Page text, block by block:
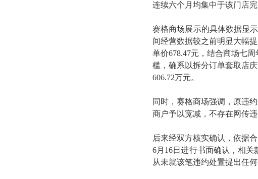
连续六个月均集中于该门店
赛格商场展示的具体数据显
间经营数据较之前明显大幅
单价678.47元，结合商场七
槛，确系以拆分订单套取店
606.72万元。
同时，赛格商场强调，原违
商户予以宽减，不存在网传
后来经双方核实确认，依据
6月16日进行书面确认，相
从未就该笔违约处置提出任何